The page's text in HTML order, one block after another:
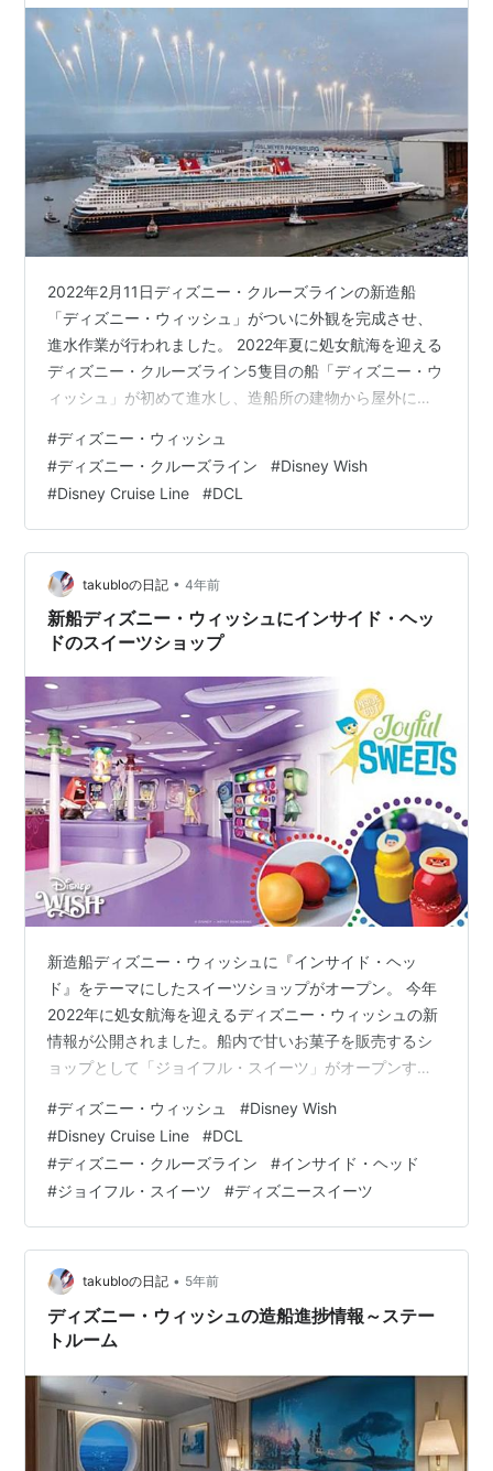
2022年2月11日ディズニー・クルーズラインの新造船
「ディズニー・ウィッシュ」がついに外観を完成させ、
進水作業が行われました。 2022年夏に処女航海を迎える
ディズニー・クルーズライン5隻目の船「ディズニー・ウ
ィッシュ」が初めて進水し、造船所の建物から屋外に出
造船所での進水のお祝いももちろんディズニースタイル
で行われ、花火あり、音楽ありの中で、キャプテン・ミ
ニーのサプライズ登場がありました。 造船所に水を入れ
て船が進水するまでに5時間ほどかかり、両サイド1mの
ゆとりもない緊張感のある中でディズニー・ウィッシュ
を建物から外に出す作業は90分ほど…
#ディズニー・ウィッシュ
#ディズニー・クルーズライン #Disney Wish
#Disney Cruise Line #DCL
takubloの日記 • 4年前
新船ディズニー・ウィッシュにインサイド・ヘッ
ドのスイーツショップ
新造船ディズニー・ウィッシュに『インサイド・ヘッ
ド』をテーマにしたスイーツショップがオープン。 今年
2022年に処女航海を迎えるディズニー・ウィッシュの新
情報が公開されました。船内で甘いお菓子を販売するシ
ョップとして「ジョイフル・スイーツ」がオープンする
ヘッド』をテーマにしたカラフルで豊かな味わいのある
ショップで、感情を動かすような美味しいデザートが用
意されています。 「ジョイフル・スイーツ」は、映画に
登場する11歳の女の子“ライリー”の頭の中の司令部をイメ
ージしており、店内にはライリーの頭の中の世界にいる
感情たちの像が置かれています。また、照…
#ディズニー・ウィッシュ #Disney Wish
#Disney Cruise Line #DCL
#ディズニー・クルーズライン #インサイド・ヘッド
#ジョイフル・スイーツ #ディズニースイーツ
takubloの日記 • 5年前
ディズニー・ウィッシュの造船進捗情報～ステー
トルーム